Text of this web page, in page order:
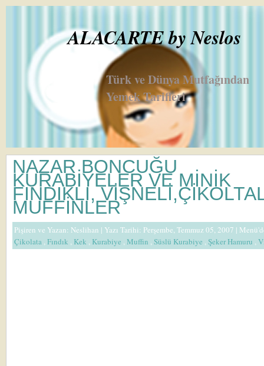
ALACARTE by Neslos
Türk ve Dünya Mutfağından
Yemek Tarifleri
NAZAR BONCUĞU
KURABİYELER VE MİNİK
FINDIKLI,
MUFFİNLER
Pişiren ve Yazan: Neslihan | Yazı Tarihi: Perşembe, Temmuz 05, 2007 |
Çikolata ,Fındık , Kek , Kurabiye ,Muffin ,Süslü Kurabiye ,Şeker Hamuru ,